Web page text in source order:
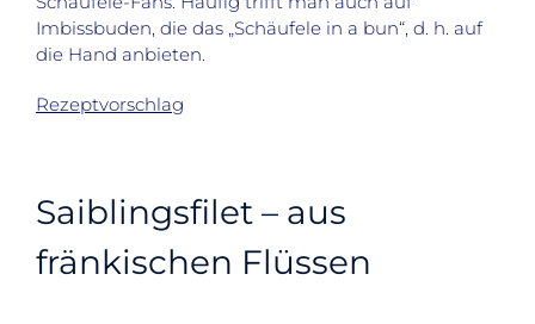
Imbissbuden, die das „Schäufele in a bun“, d. h. auf
die Hand anbieten.
Rezeptvorschlag
Saiblingsfilet – aus
fränkischen Flüssen